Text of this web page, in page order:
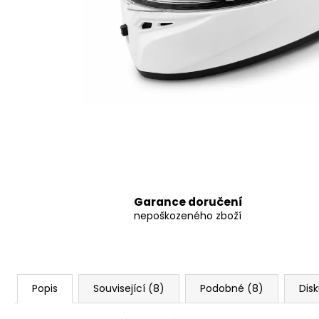
Garance doručení
nepoškozeného zboží
Popis Související (8) Podobné (8)
8 797,38 Kč